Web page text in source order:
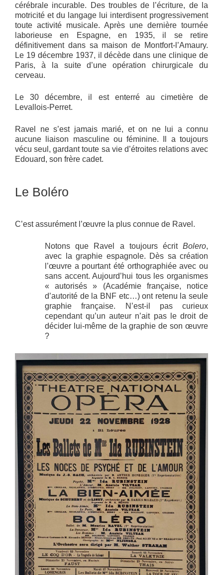
cérébrale incurable. Des troubles de l’écriture, de la
motricité et du langage lui interdisent progressivement
toute activité musicale. Après une dernière tournée
laborieuse en Espagne, en 1935, il se retire
définitivement dans sa maison de Montfort-l’Amaury.
Le 19 décembre 1937, il décède dans une clinique de
Paris, à la suite d’une opération chirurgicale du
cerveau.
Le 30 décembre, il est enterré au cimetière de
Levallois-Perret.
Ravel ne s’est jamais marié, et on ne lui a connu
aucune liaison masculine ou féminine. Il a toujours
vécu seul, gardant toute sa vie d’étroites relations avec
Edouard, son frère cadet.
Le Boléro
C’est assurément l’œuvre la plus connue de Ravel.
Notons que Ravel a toujours écrit Bolero,
avec la graphie espagnole. Dès sa création
l’œuvre a pourtant été orthographiée avec ou
sans accent. Aujourd’hui tous les organismes
« autorisés » (Académie française, notice
d’autorité de la BNF etc…) ont retenu la seule
graphie française. N’est-il pas curieux
cependant qu’un auteur n’ait pas le droit de
décider lui-même de la graphie de son œuvre
?